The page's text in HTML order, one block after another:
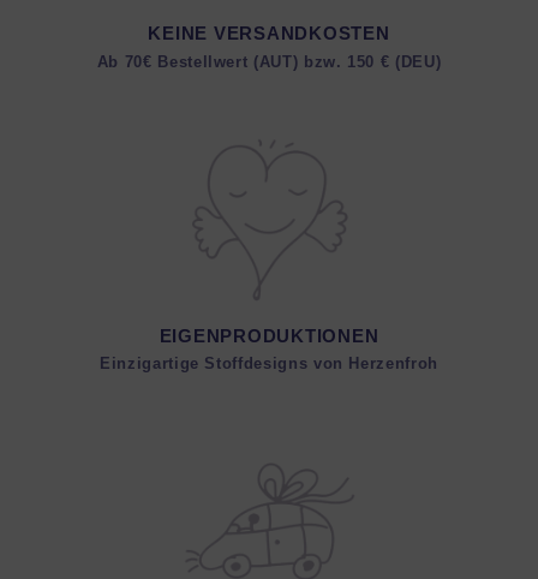
KEINE VERSANDKOSTEN
Ab 70€ Bestellwert (AUT) bzw. 150 € (DEU)
EIGENPRODUKTIONEN
Einzigartige Stoffdesigns von Herzenfroh